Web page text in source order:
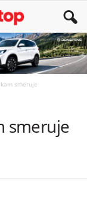
smeruje
smeruje